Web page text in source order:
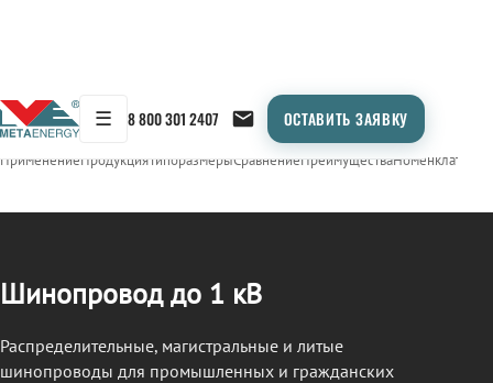
☰ 8 800 301 2407 ОСТАВИТЬ ЗАЯВКУ
← Продукция/ШИНОПРОВОД
ПрименениеПродукцияТипоразмерыСравнениеПреимуществаНоменклатура
Шинопровод до 1 кВ
Распределительные, магистральные и литые
шинопроводы для промышленных и гражданских